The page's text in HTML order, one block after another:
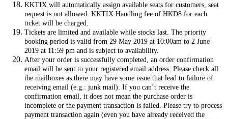
KKTIX will automatically assign available seats for customers, seat
request is not allowed. KKTIX Handling fee of HKD8 for each
ticket will be charged.
Tickets are limited and available while stocks last. The priority
booking period is valid from 29 May 2019 at 10:00am to 2 June
2019 at 11:59 pm and is subject to availability.
After your order is successfully completed, an order confirmation
email will be sent to your registered email address. Please check all
the mailboxes as there may have some issue that lead to failure of
receiving email (e.g.: junk mail). If you can’t receive the
confirmation email, it does not mean the purchase order is
incomplete or the payment transaction is failed. Please try to process
payment transaction again (even you have already received the